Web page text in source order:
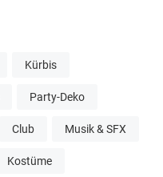
Kürbis
Party-Deko
Club Musik & SFX
Kostüme